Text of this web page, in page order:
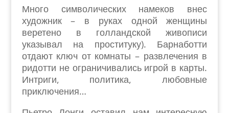
Много символических намеков внес
художник – в руках одной женщины
веретено в голландской живописи
указывал на проституку). Барнаботти
отдают ключ от комнаты – развлечения в
ридотти не ограничивались игрой в карты.
Интриги, политика, любовные
приключения…